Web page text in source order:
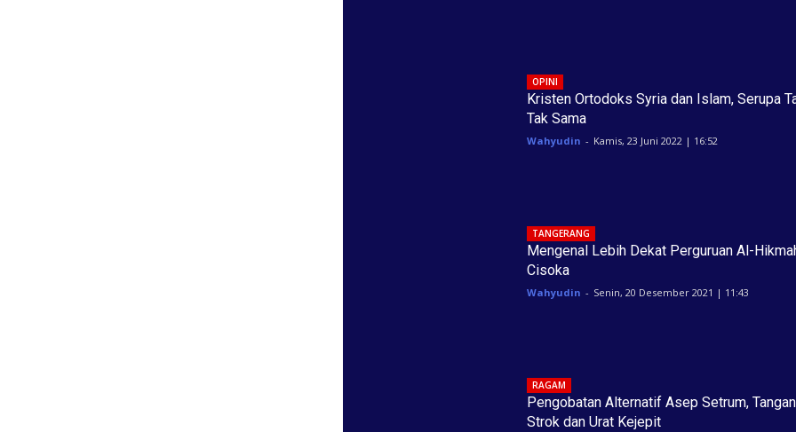
OPINI
Kristen Ortodoks Syria dan Islam, Serupa
Tak Sama
Wahyudin - Kamis, 23 Juni 2022 | 16:52
TANGERANG
Mengenal Lebih Dekat Perguruan Al-
Cisoka
Wahyudin - Senin, 20 Desember 2021 | 11:43
RAGAM
Pengobatan Alternatif Asep Setrum,
Strok dan Urat Kejepit